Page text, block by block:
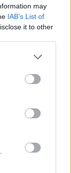
may
IAB’s List of
it to other